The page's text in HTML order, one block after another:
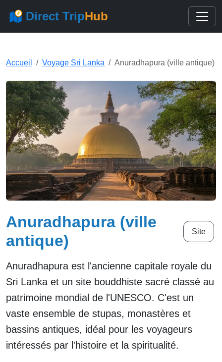
Direct TripHub
Accueil Voyage Sri Lanka Anuradhapura (ville antique)
Anuradhapura (ville
antique)
Site
Anuradhapura est l'ancienne capitale royale du
Sri Lanka et un site bouddhiste sacré classé au
patrimoine mondial de l'UNESCO. C'est un
vaste ensemble de stupas, monastères et
bassins antiques, idéal pour les voyageurs
intéressés par l'histoire et la spiritualité.